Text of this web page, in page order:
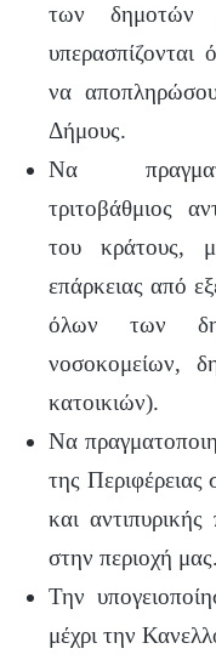
των
να
Δήμους.
Να
τριτοβάθμιος
του κράτους,
επάρκειας από
όλων των
νοσοκομείων,
κατοικιών).
Να
της Περιφέρειας
και
στην περιοχή μας.
Την
μέχρι την